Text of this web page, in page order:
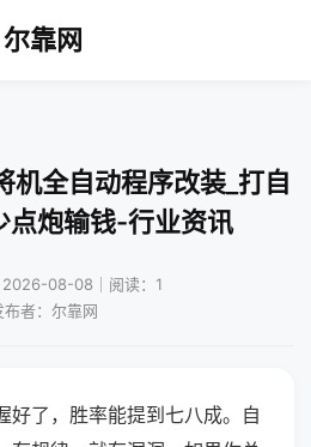
尔靠网
机全自动程序改装_打自
点炮输钱-行业资讯
2026-08-08｜阅读：1
布者：尔靠网
好了，胜率能提到七八成。自